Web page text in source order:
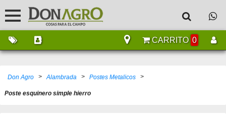
CARRITO 0
Don Agro > Alambrada > Postes Metalicos >
Poste esquinero simple hierro